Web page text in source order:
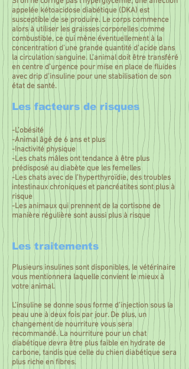
appelée kétoacidose diabétique (DKA) est
susceptible de se produire. Le corps commence
alors à utiliser les graisses corporelles comme
combustible, ce qui mène éventuellement à la
concentration d'une grande quantité d'acide dans
la circulation sanguine. L’animal doit être transféré
en centre d’urgence pour mise en place de fluides
avec drip d’insuline pour une stabilisation de son
état de santé.
Les facteurs de risques
-L’obésité
-Animal âgé de 6 ans et plus
-Inactivité physique
-Les chats mâles ont tendance à être plus
prédisposé au diabète que les femelles
-Les chats avec de l’hyperthyroïdie, des troubles
intestinaux chroniques et pancréatites sont plus à
risque
-Les animaux qui prennent de la cortisone de
manière régulière sont aussi plus à risque
Les traitements
Plusieurs insulines sont disponibles, le vétérinaire
vous mentionnera laquelle convient le mieux à
votre animal.
L’insuline se donne sous forme d’injection sous la
peau une à deux fois par jour. De plus, un
changement de nourriture vous sera
recommandé. La nourriture pour un chat
diabétique devra être plus faible en hydrate de
carbone, tandis que celle du chien diabétique sera
plus riche en fibres.